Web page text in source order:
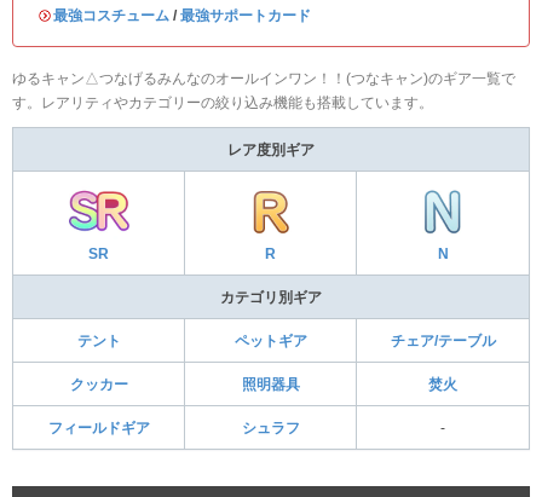
・最強コスチューム / 最強サポートカード
ゆるキャン△つなげるみんなのオールインワン！！(つなキャン)のギア一覧で
す。レアリティやカテゴリーの絞り込み機能も搭載しています。
レア度別ギア
SR R N
カテゴリ別ギア
テント ペットギア チェア/テーブル
クッカー 照明器具 焚火
フィールドギア シュラフ -